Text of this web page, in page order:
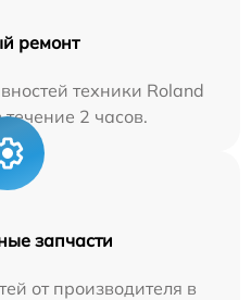
ремонт
техники Roland
2 часов.
запчасти
от производителя в